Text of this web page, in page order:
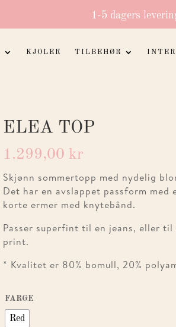
1-5 dagers
KJOLER TILBEHØR
ELEA TOP
1.299,00 kr
Skjønn sommertopp med nydelig
Det har en avslappet passform
korte ermer med knytebånd.
Passer superfint til en jeans, eller
print.
* Kvalitet er 80% bomull, 20%
FARGE
Red